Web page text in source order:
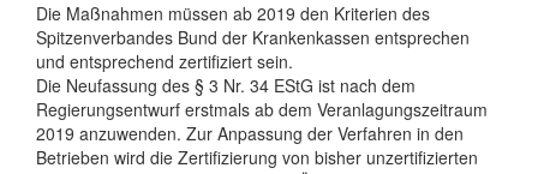
Die Maßnahmen müssen ab 2019 den Kriterien des
Spitzenverbandes Bund der Krankenkassen entsprechen
und entsprechend zertifiziert sein.
Die Neufassung des § 3 Nr. 34 EStG ist nach dem
Regierungsentwurf erstmals ab dem Veranlagungszeitraum
2019 anzuwenden. Zur Anpassung der Verfahren in den
Betrieben wird die Zertifizierung von bisher unzertifizierten